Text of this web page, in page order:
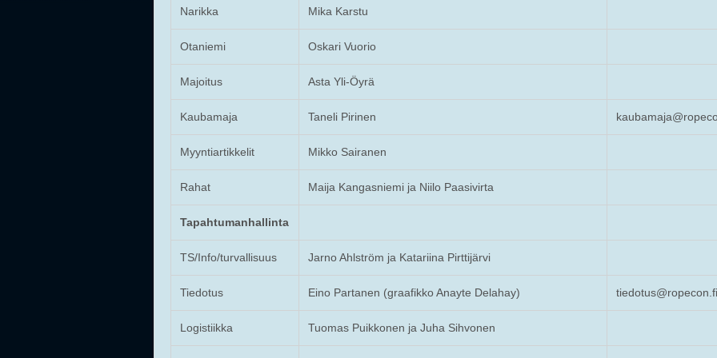
Narikka Mika Karstu
Otaniemi Oskari Vuorio
Majoitus Asta Yli-Öyrä
Kaubamaja Taneli Pirinen
Myyntiartikkelit Mikko Sairanen
Rahat Maija Kangasniemi ja Niilo Paasivirta
Tapahtumanhallinta
TS/Info/turvallisuus Jarno Ahlström ja Katariina Pirttijärvi
Tiedotus Eino Partanen (graafikko Anayte Delahay) tiedotus@ropecon.fi
Logistiikka Tuomas Puikkonen ja Juha Sihvonen